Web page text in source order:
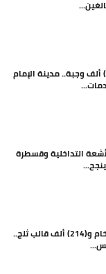
أكثر من (45) ألف زائر و(321) ألف وجبة.. مدينة الإمام
التداخلية وقسطرة
(408) ملايين لتر من الماء الخام و(214) ألف قالب ثلج..